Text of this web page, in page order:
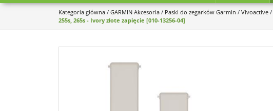
Kategoria główna / GARMIN Akcesoria / Paski do zegarków Garmin / Vivoactive /
255s, 265s - Ivory złote zapięcie [010-13256-04]